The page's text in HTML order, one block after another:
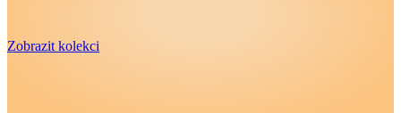
Zobrazit kolekci